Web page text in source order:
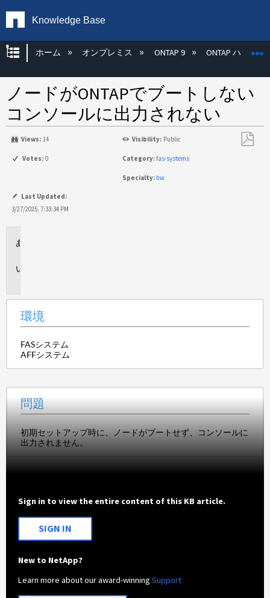
Knowledge Base
グローバル階層を展開/折りたたむ
ホーム オンプレミス ONTAP 9 ONTAP ハード
ノードがONTAPでブートしない
コンソールに出力されない
Views: 14 Visibility: Public
Votes: 0 Category:fas-systems
Specialty: hw
Last Updated:
3/27/2025, 7:33:34 PM
環境
FASシステム
AFFシステム
問題
初期セットアップ時に、ノードがブートせず、コンソールに
出力されません。
Sign in to view the entire content of this KB article.
SIGN IN
New to NetApp?
Learn more about our award-winningSupport